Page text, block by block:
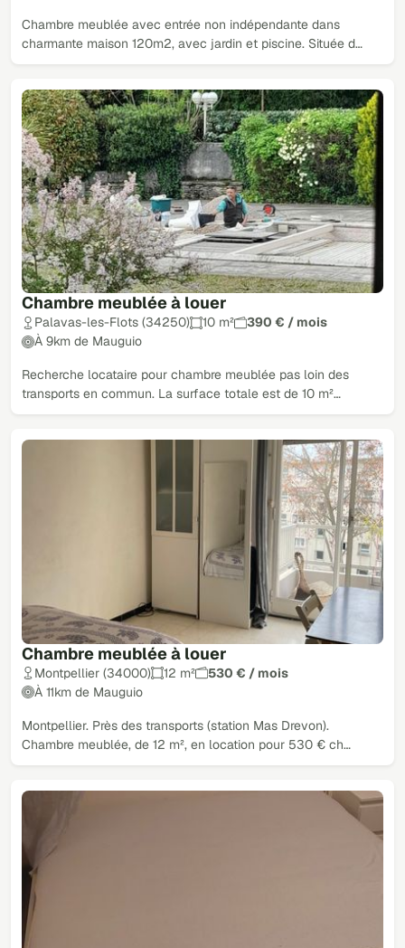
Chambre meublée avec entrée non indépendante dans
charmante maison 120m2, avec jardin et piscine. Située d…
Chambre meublée à louer
Palavas-les-Flots (34250) 10 m²
390 € / mois
À 9km de Mauguio
Recherche locataire pour chambre meublée pas loin des
transports en commun. La surface totale est de 10 m²…
Chambre meublée à louer
Montpellier (34000) 12 m²
530 € / mois
À 11km de Mauguio
Montpellier. Près des transports (station Mas Drevon).
Chambre meublée, de 12 m², en location pour 530 € ch…